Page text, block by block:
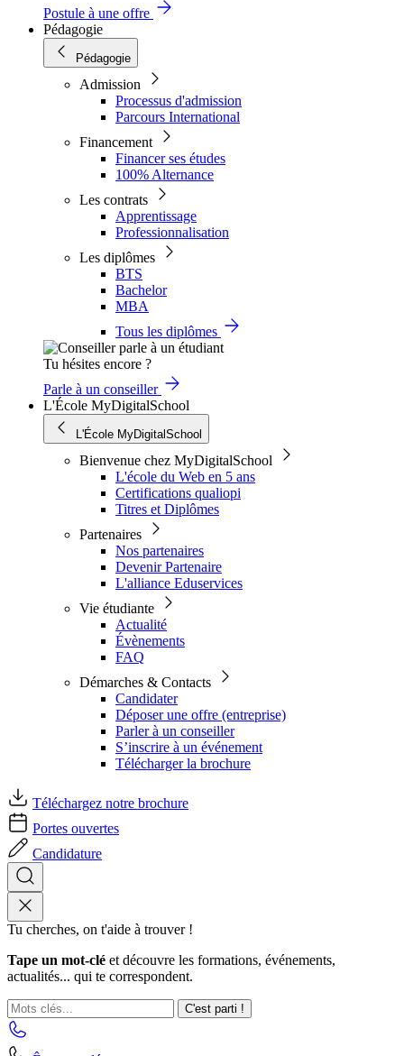
Postule à une offre
Pédagogie
Pédagogie
Admission
Processus d'admission
Parcours International
Financement
Financer ses études
100% Alternance
Les contrats
Apprentissage
Professionnalisation
Les diplômes
BTS
Bachelor
MBA
Tous les diplômes
Tu hésites encore ?
Parle à un conseiller
L'École MyDigitalSchool
L'École MyDigitalSchool
Bienvenue chez MyDigitalSchool
L'école du Web en 5 ans
Certifications qualiopi
Titres et Diplômes
Partenaires
Nos partenaires
Devenir Partenaire
L'alliance Eduservices
Vie étudiante
Actualité
Évènements
FAQ
Démarches & Contacts
Candidater
Déposer une offre (entreprise)
Parler à un conseiller
S’inscrire à un événement
Télécharger la brochure
Téléchargez notre brochure
Portes ouvertes
Candidature
Tu cherches, on t'aide à trouver !
Tape un mot-clé et découvre les formations, événements,
actualités... qui te correspondent.
C'est parti !